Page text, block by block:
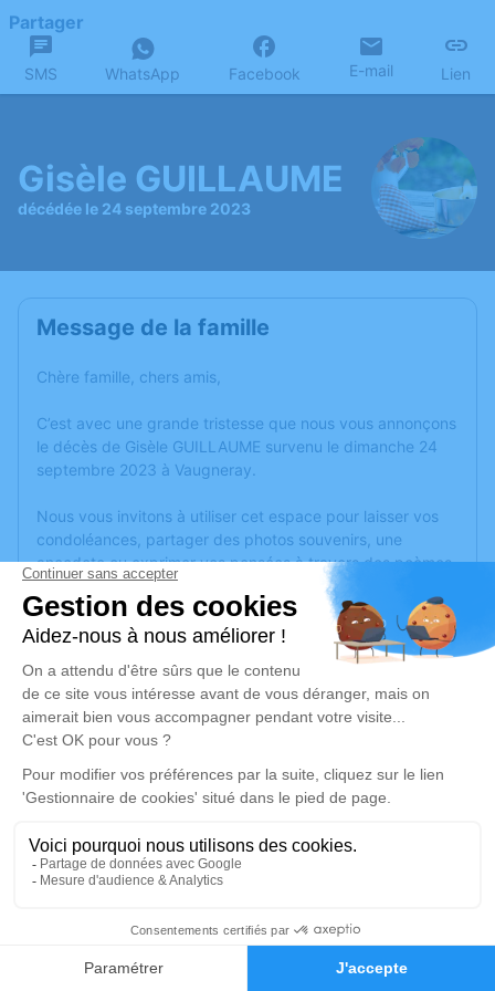
Faire-part Hommages
Partager
SMS WhatsApp Facebook E-mail Lien
Gisèle GUILLAUME
décédée le 24 septembre 2023
Message de la famille
Chère famille, chers amis,
C’est avec une grande tristesse que nous vous annonçons
le décès de Gisèle GUILLAUME survenu le dimanche 24
septembre 2023 à Vaugneray.
Nous vous invitons à utiliser cet espace pour laisser vos
condoléances, partager des photos souvenirs, une
anecdote ou exprimer vos pensées à travers des poèmes
ou des textes. Cet endroit est un lieu d'expression dédié à
honorer la mémoire de Gisèle GUILLAUME.
Un service de plantation d’arbre hommage estdisponible
ici.
Cérémonie
vendredi 29 septembre 2023 à 15h30
Chambre Funéraire du Crématorium 2740
Route Montmelas
Je rends hommage